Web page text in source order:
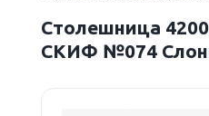
Столешница
СКИФ №074